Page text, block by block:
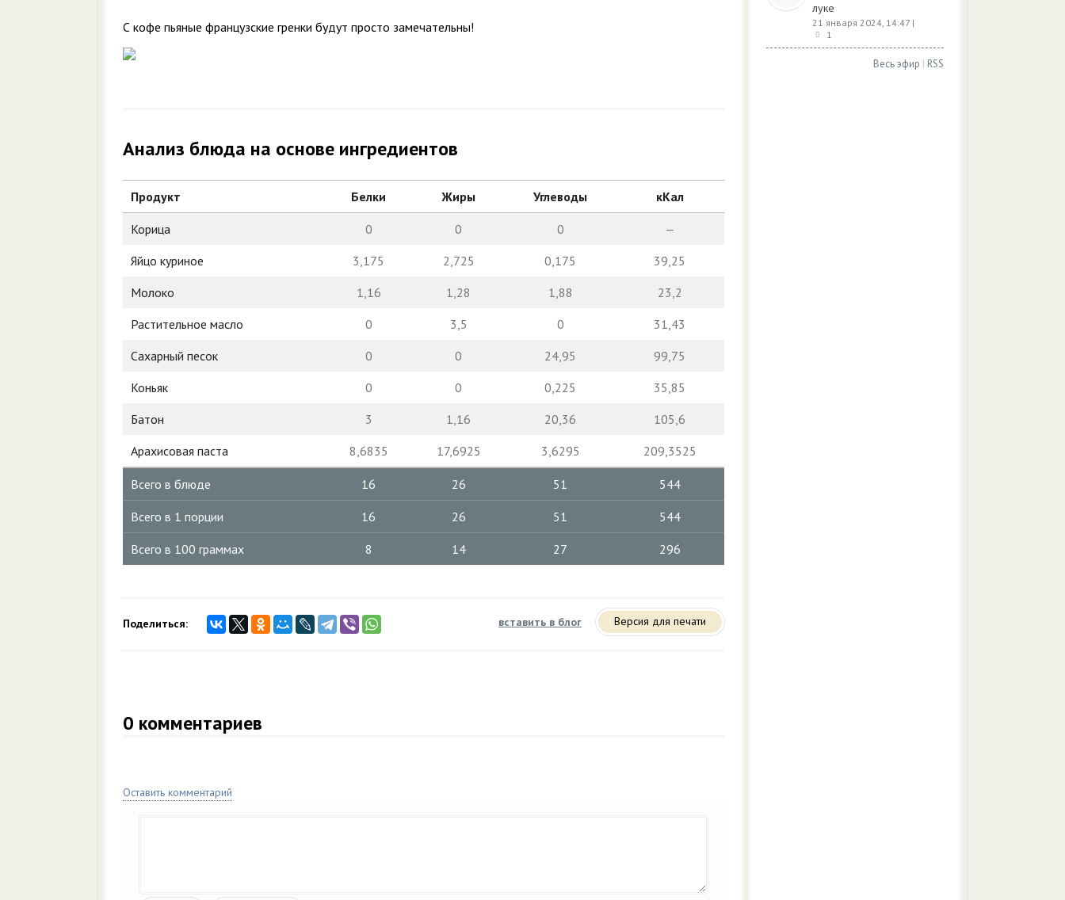
С кофе пьяные французские гренки будут просто замечательны!
Анализ блюда на основе ингредиентов
Продукт Белки Жиры Углеводы кКал
Корица 0 0 0
—
Яйцо куриное
3,175 2,725 0,175
39,25
Молоко
1,16 1,28 1,88
23,2
Растительное масло
0 3,5 0
31,43
Сахарный песок
0 0 24,95
99,75
Коньяк
0 0 0,225
35,85
Батон
3 1,16 20,36
105,6
Арахисовая паста
8,6835 17,6925 3,6295 209,3525
Всего в блюде 16 26 51 544
Всего в 1 порции 16 26 51 544
Всего в 100 граммах 8 14 27 296
Поделиться: вставить в блог Версия для печати
0 комментариев
Оставить комментарий
луке
21 января 2024, 14:47 |
1
Весь эфир | RSS